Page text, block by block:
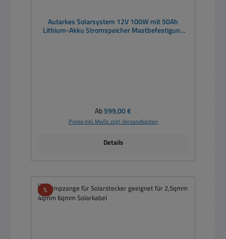
Autarkes Solarsystem 12V 100W mit 50Ah
Lithium-Akku Stromspeicher Mastbefestigung
Regulärer Preis:
Ab599,00 €
Preise inkl. MwSt. zzgl. Versandkosten
Details
%Rabatt